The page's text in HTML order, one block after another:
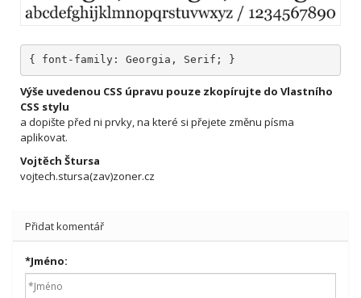
{ font-family: Georgia, Serif; }
Výše uvedenou CSS úpravu pouze zkopírujte do Vlastního
CSS stylu
a dopište před ni prvky, na které si přejete změnu písma
aplikovat.
Vojtěch Štursa
vojtech.stursa(zav)zoner.cz
Přidat komentář
*Jméno: